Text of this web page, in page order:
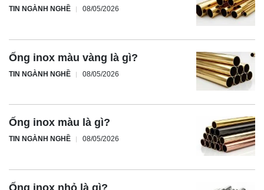
TIN NGÀNH NGHỀ 08/05/2026
Ống inox màu vàng là gì?
TIN NGÀNH NGHỀ 08/05/2026
Ống inox màu là gì?
TIN NGÀNH NGHỀ 08/05/2026